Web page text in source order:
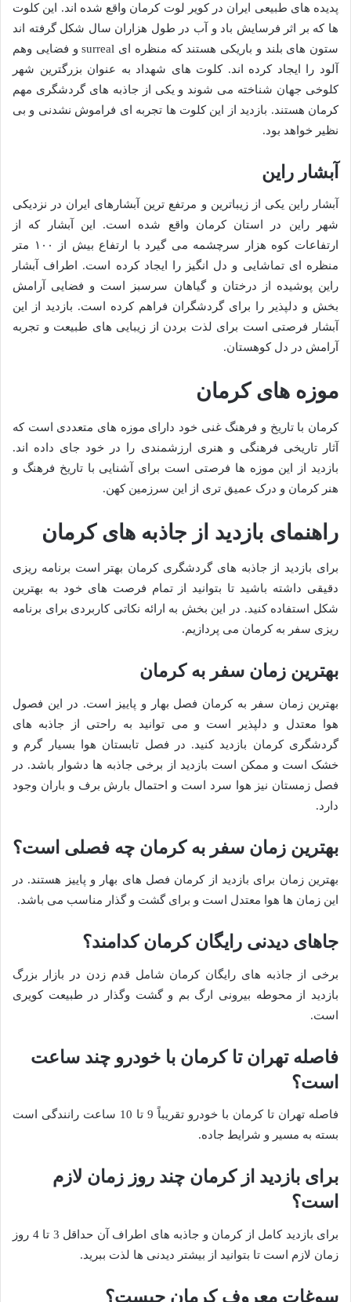
پدیده های طبیعی ایران در کویر لوت کرمان واقع شده اند. این کلوت
ها که بر اثر فرسایش باد و آب در طول هزاران سال شکل گرفته اند
ستون های بلند و باریکی هستند که منظره ای surreal و فضایی وهم
آلود را ایجاد کرده اند. کلوت های شهداد به عنوان بزرگترین شهر
کلوخی جهان شناخته می شوند و یکی از جاذبه های گردشگری مهم
کرمان هستند. بازدید از این کلوت ها تجربه ای فراموش نشدنی و بی
نظیر خواهد بود.
آبشار راین
آبشار راین یکی از زیباترین و مرتفع ترین آبشارهای ایران در نزدیکی
شهر راین در استان کرمان واقع شده است. این آبشار که از
ارتفاعات کوه هزار سرچشمه می گیرد با ارتفاع بیش از ۱۰۰ متر
منظره ای تماشایی و دل انگیز را ایجاد کرده است. اطراف آبشار
راین پوشیده از درختان و گیاهان سرسبز است و فضایی آرامش
بخش و دلپذیر را برای گردشگران فراهم کرده است. بازدید از این
آبشار فرصتی است برای لذت بردن از زیبایی های طبیعت و تجربه
آرامش در دل کوهستان.
موزه های کرمان
کرمان با تاریخ و فرهنگ غنی خود دارای موزه های متعددی است که
آثار تاریخی فرهنگی و هنری ارزشمندی را در خود جای داده اند.
بازدید از این موزه ها فرصتی است برای آشنایی با تاریخ فرهنگ و
هنر کرمان و درک عمیق تری از این سرزمین کهن.
راهنمای بازدید از جاذبه های کرمان
برای بازدید از جاذبه های گردشگری کرمان بهتر است برنامه ریزی
دقیقی داشته باشید تا بتوانید از تمام فرصت های خود به بهترین
شکل استفاده کنید. در این بخش به ارائه نکاتی کاربردی برای برنامه
ریزی سفر به کرمان می پردازیم.
بهترین زمان سفر به کرمان
بهترین زمان سفر به کرمان فصل بهار و پاییز است. در این فصول
هوا معتدل و دلپذیر است و می توانید به راحتی از جاذبه های
گردشگری کرمان بازدید کنید. در فصل تابستان هوا بسیار گرم و
خشک است و ممکن است بازدید از برخی جاذبه ها دشوار باشد. در
فصل زمستان نیز هوا سرد است و احتمال بارش برف و باران وجود
دارد.
بهترین زمان سفر به کرمان چه فصلی است؟
بهترین زمان برای بازدید از کرمان فصل های بهار و پاییز هستند. در
این زمان ها هوا معتدل است و برای گشت و گذار مناسب می باشد.
جاهای دیدنی رایگان کرمان کدامند؟
برخی از جاذبه های رایگان کرمان شامل قدم زدن در بازار بزرگ
بازدید از محوطه بیرونی ارگ بم و گشت وگذار در طبیعت کویری
است.
فاصله تهران تا کرمان با خودرو چند ساعت
است؟
فاصله تهران تا کرمان با خودرو تقریباً 9 تا 10 ساعت رانندگی است
بسته به مسیر و شرایط جاده.
برای بازدید از کرمان چند روز زمان لازم
است؟
برای بازدید کامل از کرمان و جاذبه های اطراف آن حداقل 3 تا 4 روز
زمان لازم است تا بتوانید از بیشتر دیدنی ها لذت ببرید.
سوغات معروف کرمان چیست؟